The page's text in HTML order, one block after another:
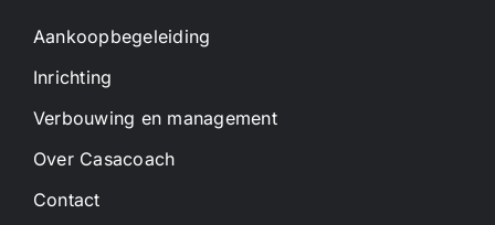
Aankoopbegeleiding
Inrichting
Verbouwing en management
Over Casacoach
Contact